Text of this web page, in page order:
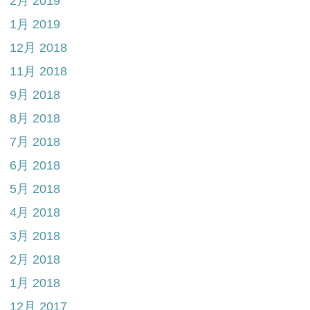
1月 2019
12月 2018
11月 2018
9月 2018
8月 2018
7月 2018
6月 2018
5月 2018
4月 2018
3月 2018
2月 2018
1月 2018
12月 2017